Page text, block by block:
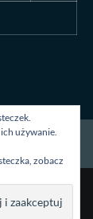
używanie.
zobacz